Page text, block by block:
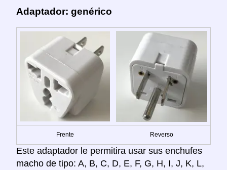
Adaptador: genérico
Frente Reverso
Este adaptador le permitira usar sus enchufes
macho de tipo: A, B, C, D, E, F, G, H, I, J, K, L,